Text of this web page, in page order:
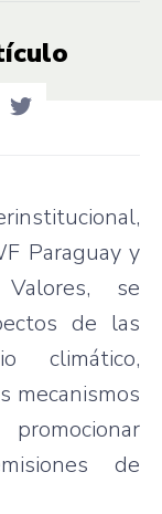
Paraguay y
se
de las
climático,
mecanismos
de